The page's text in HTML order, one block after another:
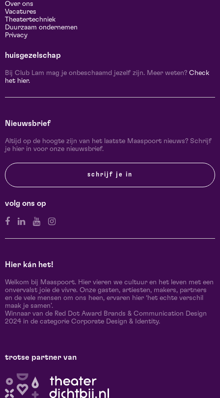
Over ons
Vacatures
Theatertechniek
Duurzaam ondernemen
Privacy
huisgezelschap
Bij Club Lam mag je onbeschaamd jezelf zijn. Meer weten? Check
het hier.
Nieuwsbrief
Altijd op de hoogte zijn van het laatste Maaspoort nieuws? Schrijf
je hier in voor onze nieuwsbrief.
schrijf je in
volg ons op
Hier kán het!
Welkom bij Maaspoort. Hier vieren we cultuur en het leven met een
onvervalst joie de vivre. Onze gasten, artiesten, makers, partners
en de vele mensen om ons heen, ervaren hier ‘het echte verschil
maak je samen’.
Winnaar van de Red Dot Award Brands & Communication Design
2024 in de categorie Corporate Design & Identity.
trotse partner van